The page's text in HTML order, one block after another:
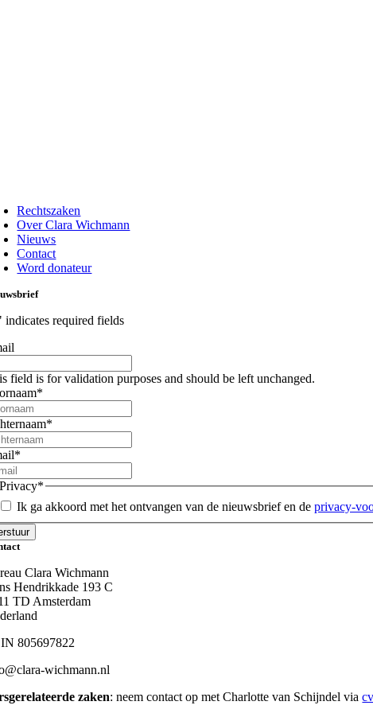
Rechtszaken
Over Clara Wichmann
Nieuws
Contact
Word donateur
indicates required fields
field is for validation purposes and should be left unchanged.
*
*
*
Privacy*
Ik ga akkoord met het ontvangen van de nieuwsbrief en deprivacy-
Clara Wichmann
Hendrikkade 193 C
TD Amsterdam
805697822
wichmann.nl
zaken: neem contact op met Charlotte van Schijndel via